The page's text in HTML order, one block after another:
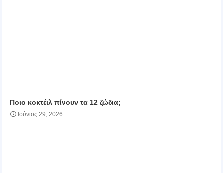
Ποιο κοκτέιλ πίνουν τα 12 ζώδια;
Ιούνιος 29, 2026